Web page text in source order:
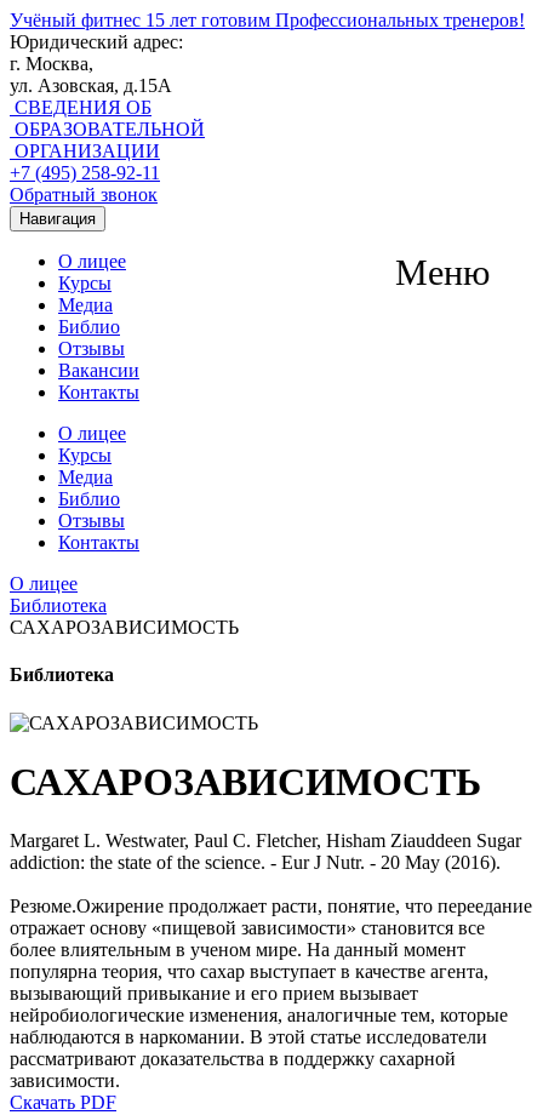
Учёный фитнес 15 лет готовим Профессиональных тренеров!
Юридический адрес:
г. Москва,
ул. Азовская, д.15А
СВЕДЕНИЯ ОБ
ОБРАЗОВАТЕЛЬНОЙ
ОРГАНИЗАЦИИ
+7 (495) 258-92-11
Обратный звонок
Навигация
Меню
О лицее
Курсы
Медиа
Библио
Отзывы
Вакансии
Контакты
О лицее
Курсы
Медиа
Библио
Отзывы
Контакты
О лицее
Библиотека
САХАРОЗАВИСИМОСТЬ
Библиотека
САХАРОЗАВИСИМОСТЬ
Margaret L. Westwater, Paul C. Fletcher, Hisham Ziauddeen Sugar
addiction: the state of the science. - Eur J Nutr. - 20 May (2016).
Резюме.Ожирение продолжает расти, понятие, что переедание
отражает основу «пищевой зависимости» становится все
более влиятельным в ученом мире. На данный момент
популярна теория, что сахар выступает в качестве агента,
вызывающий привыкание и его прием вызывает
нейробиологические изменения, аналогичные тем, которые
наблюдаются в наркомании. В этой статье исследователи
рассматривают доказательства в поддержку сахарной
зависимости.
Скачать PDF